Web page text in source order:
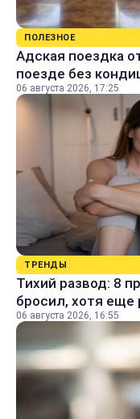
ПОЛЕЗНОЕ
Адская поездка
поезде без
06 августа 2026, 17:25
ТРЕНДЫ
Тихий развод: 8
бросил, хотя еще
06 августа 2026, 16:55